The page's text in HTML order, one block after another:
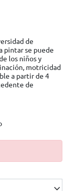
de
pintar se puede
los niños y
motricidad
a partir de 4
de